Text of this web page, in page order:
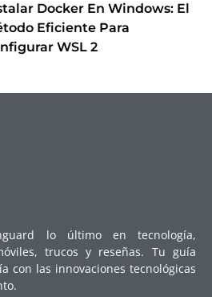
Docker En Windows: El
Eficiente Para
WSL 2
lo último en tecnología,
trucos y reseñas. Tu guía
con las innovaciones tecnológicas